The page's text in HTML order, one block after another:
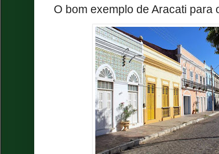
O bom exemplo de Aracati para